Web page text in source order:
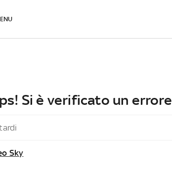
Si è verificato un errore
Sky